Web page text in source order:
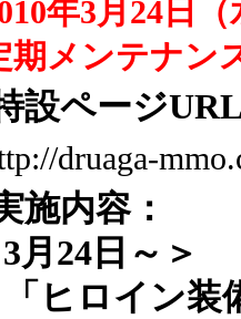
年3月24日
期メンテナン
設ページURL
druaga-
施内容：
3月24日～＞
「ヒロイン装